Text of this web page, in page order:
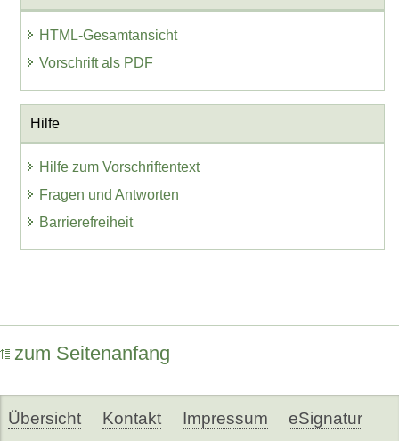
HTML-Gesamtansicht
Vorschrift als PDF
Hilfe
Hilfe zum Vorschriftentext
Fragen und Antworten
Barrierefreiheit
zum Seitenanfang
Übersicht Kontakt Impressum eSignatur